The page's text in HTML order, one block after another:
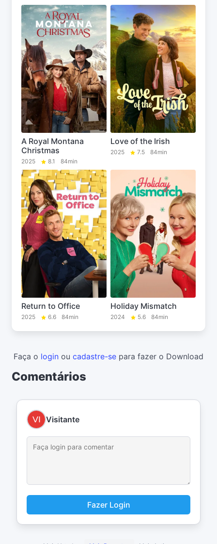
A Royal Montana
Christmas
2025 8.1 84min
Love of the Irish
2025 7.5 84min
Return to Office
2025 6.6 84min
Holiday Mismatch
2024 5.6 84min
Faça o login ou cadastre-se para fazer o Download
Comentários
Visitante
Fazer Login